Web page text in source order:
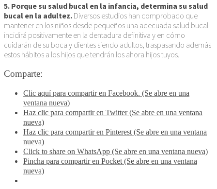
5. Porque su salud bucal en la infancia, determina su salud
bucal en la adultez. Diversos estudios han comprobado que
mantener en los niños desde pequeños una adecuada salud bucal
incidirá positivamente en la dentadura definitiva y en cómo
cuidarán de su boca y dientes siendo adultos, traspasando además
estos hábitos a los hijos que tendrán los ahora hijos tuyos.
Comparte:
Clic aquí para compartir en Facebook. (Se abre en una
ventana nueva)
Haz clic para compartir en Twitter (Se abre en una ventana
nueva)
Haz clic para compartir en Pinterest (Se abre en una ventana
nueva)
Click to share on WhatsApp (Se abre en una ventana nueva)
Pincha para compartir en Pocket (Se abre en una ventana
nueva)